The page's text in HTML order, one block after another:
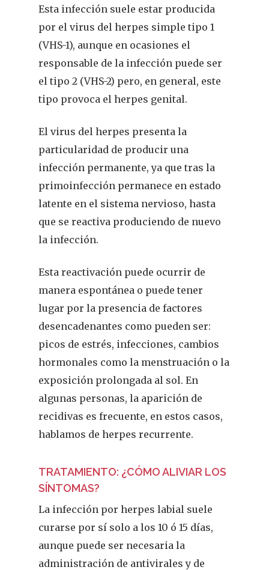
Esta infección suele estar producida
por el virus del herpes simple tipo 1
(VHS-1), aunque en ocasiones el
responsable de la infección puede ser
el tipo 2 (VHS-2) pero, en general, este
tipo provoca el herpes genital.
El virus del herpes presenta la
particularidad de producir una
infección permanente, ya que tras la
primoinfección permanece en estado
latente en el sistema nervioso, hasta
que se reactiva produciendo de nuevo
la infección.
Esta reactivación puede ocurrir de
manera espontánea o puede tener
lugar por la presencia de factores
desencadenantes como pueden ser:
picos de estrés, infecciones, cambios
hormonales como la menstruación o la
exposición prolongada al sol. En
algunas personas, la aparición de
recidivas es frecuente, en estos casos,
hablamos de herpes recurrente.
TRATAMIENTO: ¿CÓMO ALIVIAR LOS
SÍNTOMAS?
La infección por herpes labial suele
curarse por sí solo a los 10 ó 15 días,
aunque puede ser necesaria la
administración de antivirales y de